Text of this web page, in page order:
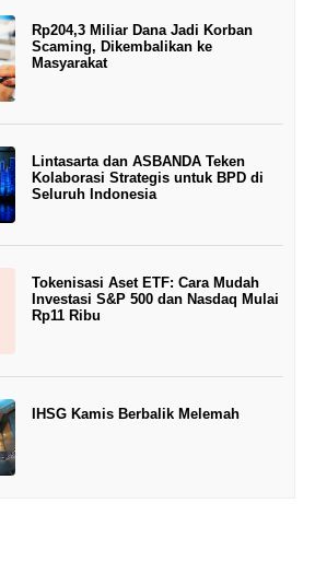
Rp204,3 Miliar Dana Jadi Korban
Scaming, Dikembalikan ke
Masyarakat
Lintasarta dan ASBANDA Teken
Kolaborasi Strategis untuk BPD di
Seluruh Indonesia
Tokenisasi Aset ETF: Cara Mudah
Investasi S&P 500 dan Nasdaq Mulai
Rp11 Ribu
IHSG Kamis Berbalik Melemah